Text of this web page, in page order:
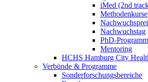
iMed (2nd
Methodenkurse
Nachwuchstag
PhD-Programm
Mentoring
HCHS Hamburg City
Verbünde & Programme
Sonderforschungsbereiche